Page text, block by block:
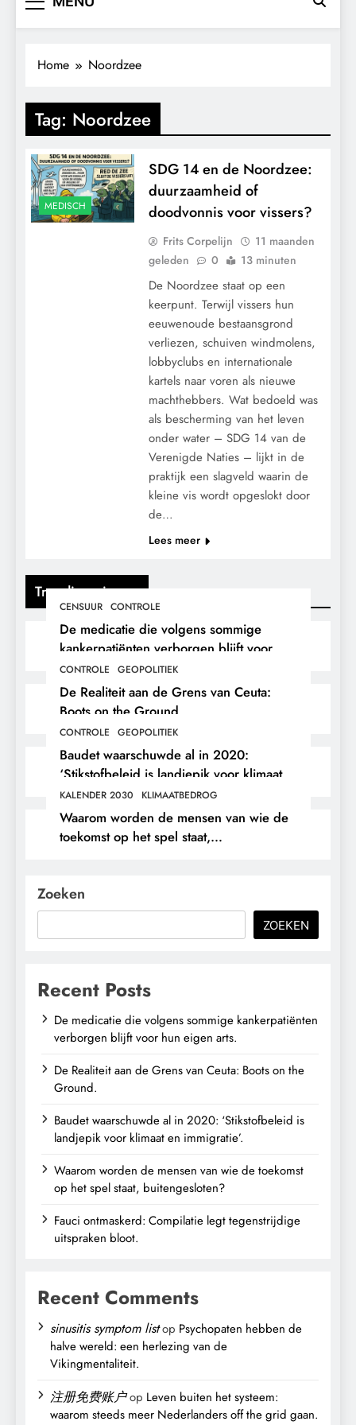
Trending nieuws
CENSUUR CONTROLE
De medicatie die volgens sommige
kankerpatiënten verborgen blijft voor
hun eigen arts.
CONTROLE GEOPOLITIEK
De Realiteit aan de Grens van Ceuta:
Boots on the Ground.
CONTROLE GEOPOLITIEK
Baudet waarschuwde al in 2020:
‘Stikstofbeleid is landjepik voor klimaat
en immigratie’.
KALENDER 2030 KLIMAATBEDROG
Waarom worden de mensen van wie de
toekomst op het spel staat,
Home Noordzee
Tag: Noordzee
MEDISCH
SDG 14 en de Noordzee:
duurzaamheid of
doodvonnis voor vissers?
Frits Corpelijn
11 maanden
geleden
0 13 minuten
De Noordzee staat op een
keerpunt. Terwijl vissers hun
eeuwenoude bestaansgrond
verliezen, schuiven windmolens,
lobbyclubs en internationale
kartels naar voren als nieuwe
machthebbers. Wat bedoeld was
als bescherming van het leven
onder water – SDG 14 van de
Verenigde Naties – lijkt in de
praktijk een slagveld waarin de
kleine vis wordt opgeslokt door
de…
Lees meer
Zoeken
ZOEKEN
Recent Posts
De medicatie die volgens sommige kankerpatiënten
verborgen blijft voor hun eigen arts.
De Realiteit aan de Grens van Ceuta: Boots on the
Ground.
Baudet waarschuwde al in 2020: ‘Stikstofbeleid is
landjepik voor klimaat en immigratie’.
Waarom worden de mensen van wie de toekomst
op het spel staat, buitengesloten?
Fauci ontmaskerd: Compilatie legt tegenstrijdige
uitspraken bloot.
Recent Comments
sinusitis symptom listop Psychopaten hebben de
halve wereld: een herlezing van de
Vikingmentaliteit.
注册免费账户op Leven buiten het systeem:
waarom steeds meer Nederlanders off the grid gaan.